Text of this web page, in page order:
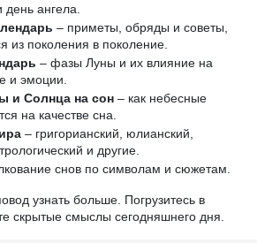
ангела.
– приметы, обряды и советы,
из поколения в поколение.
– фазы Луны и их влияние на
и эмоции.
и Солнца на сон – как небесные
на качестве сна.
– григорианский, юлианский,
и другие.
снов по символам и сюжетам.
узнать больше. Погрузитесь в
скрытые смыслы сегодняшнего дня.